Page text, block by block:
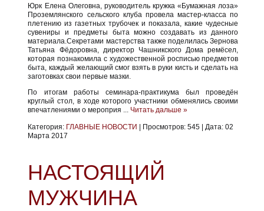
Юрк Елена Олеговна, руководитель кружка «Бумажная лоза»
Проземлянского сельского клуба провела мастер-класса по
плетению из газетных трубочек и показала, какие чудесные
сувениры и предметы быта можно создавать из данного
материала.Секретами мастерства также поделилась Зернова
Татьяна Фёдоровна, директор Чашникского Дома ремёсел,
которая познакомила с художественной росписью предметов
быта, каждый желающий смог взять в руки кисть и сделать на
заготовках свои первые мазки.
По итогам работы семинара-практикума был проведён
круглый стол, в ходе которого участники обменялись своими
впечатлениями о мероприя ... Читать дальше »
Категория: ГЛАВНЫЕ НОВОСТИ Просмотров: 545 |Дата: 02
Марта 2017
НАСТОЯЩИЙ
МУЖЧИНА